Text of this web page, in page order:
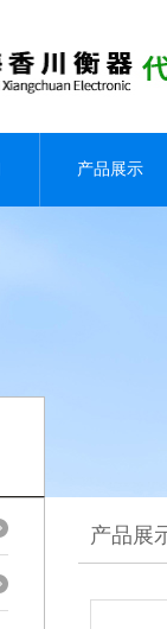
产品展示
产品展